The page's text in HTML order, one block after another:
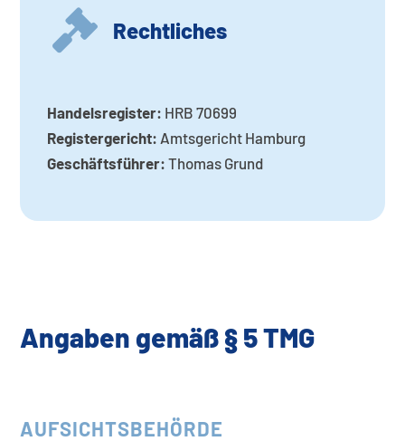
 Rechtliches
Handelsregister: HRB 70699
Registergericht: Amtsgericht Hamburg
Geschäftsführer: Thomas Grund
Angaben gemäß § 5 TMG
AUFSICHTSBEHÖRDE